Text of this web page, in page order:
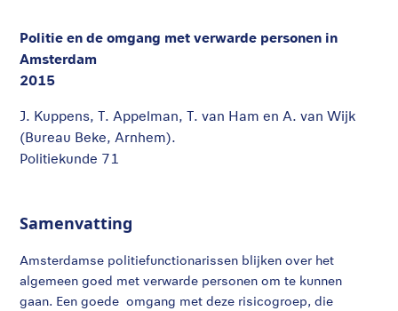
Politie en de omgang met verwarde personen in
Amsterdam
2015
J. Kuppens, T. Appelman, T. van Ham en A. van Wijk
(Bureau Beke, Arnhem).
Politiekunde 71
Samenvatting
Amsterdamse politiefunctionarissen blijken over het
algemeen goed met verwarde personen om te kunnen
gaan. Een goede omgang met deze risicogroep, die